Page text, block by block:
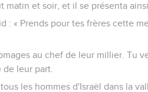
matin et soir, et il se présenta
: « Prends pour tes frères cette
au chef de leur millier. Tu
leur part.
les hommes d'Israël dans la